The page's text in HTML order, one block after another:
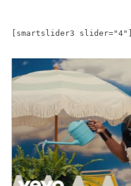
[smartslider3 slider="4"]